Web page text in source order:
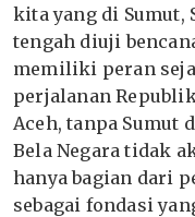
kita yang di Sumut,
tengah diuji
memiliki peran
perjalanan
Aceh, tanpa Sumut
Bela Negara tidak
hanya bagian dari
sebagai fondasi